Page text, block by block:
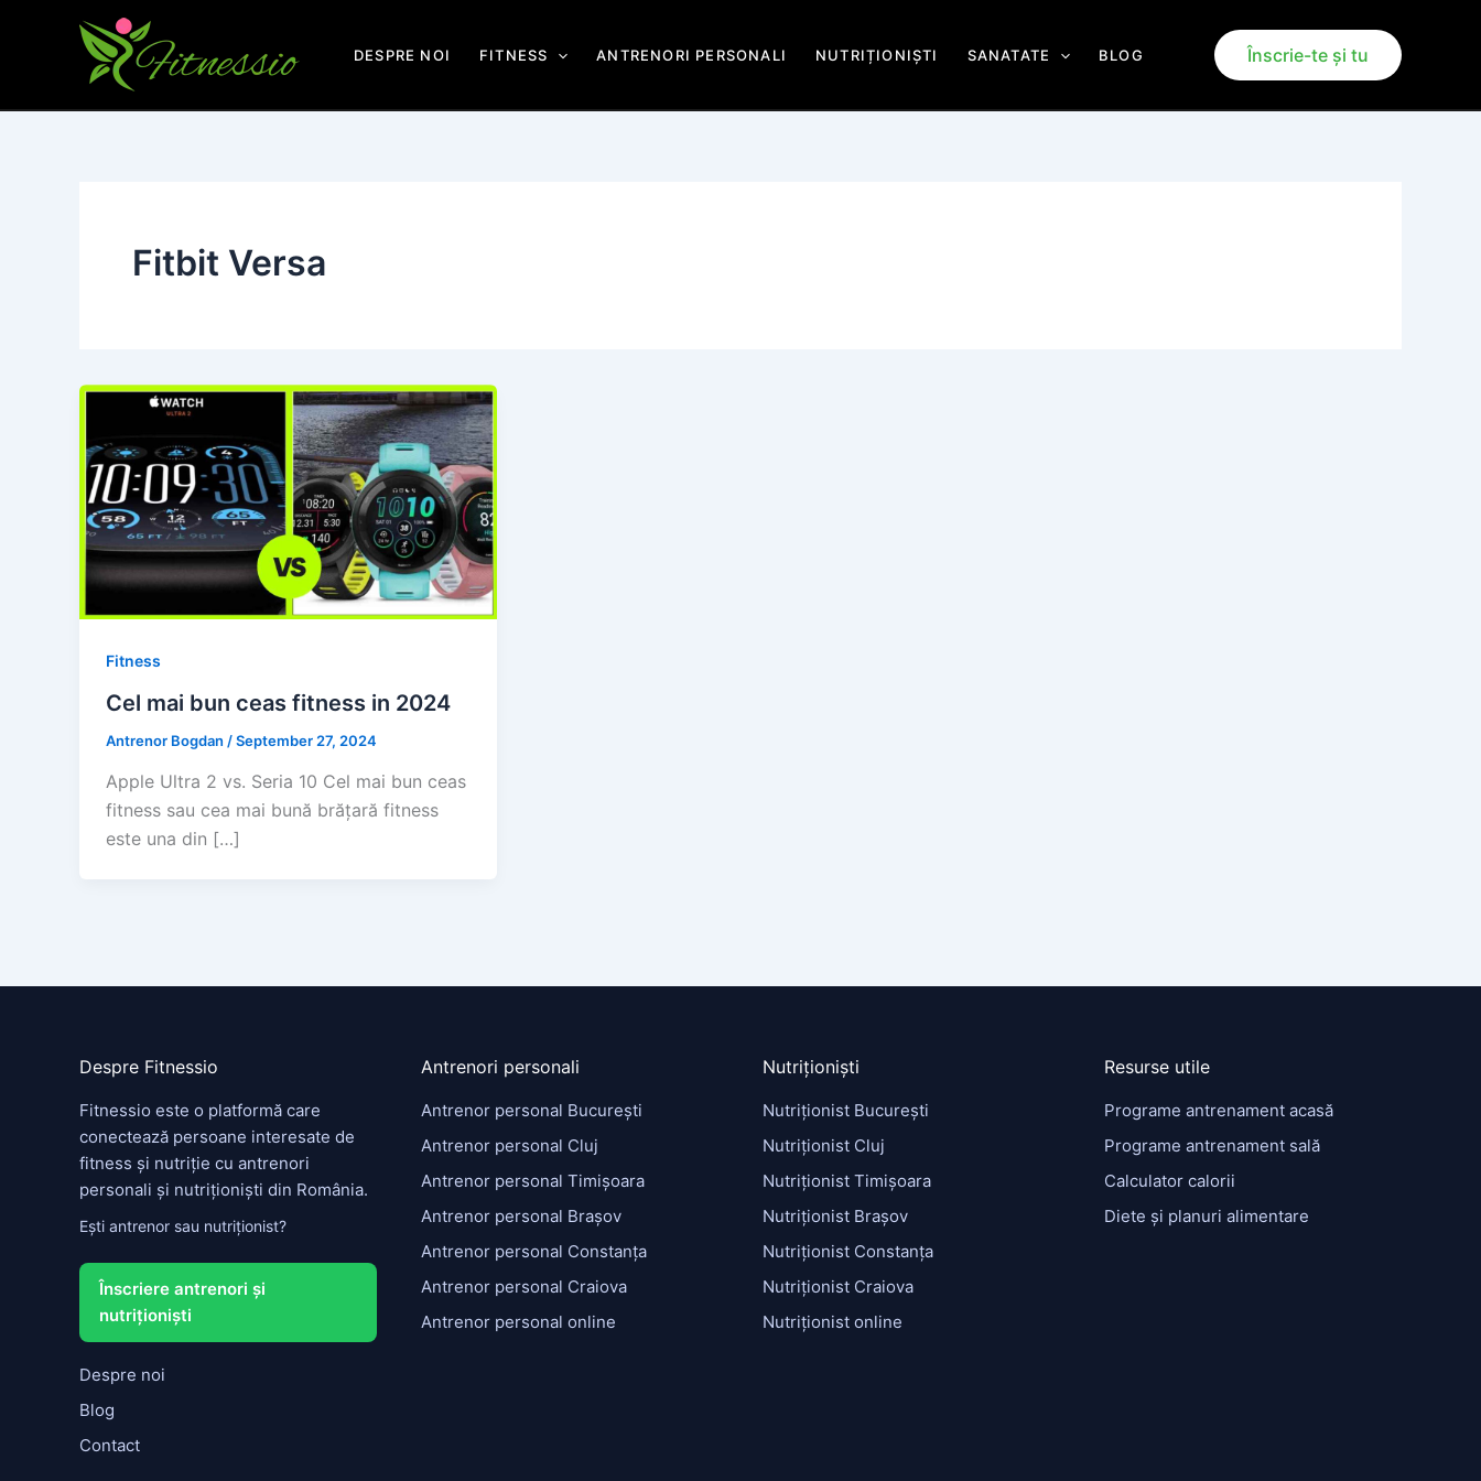
DESPRE NOI FITNESS ANTRENORI PERSONALI NUTRIȚIONIȘTI SANATATE BLOG Înscrie-te și tu
Fitbit Versa
Fitness
Cel mai bun ceas fitness in 2024
Antrenor Bogdan /September 27, 2024
Apple Ultra 2 vs. Seria 10 Cel mai bun ceas
fitness sau cea mai bună brățară fitness
este una din […]
Despre Fitnessio
Fitnessio este o platformă care
conectează persoane interesate de
fitness și nutriție cu antrenori
personali și nutriționiști din România.
Ești antrenor sau nutriționist?
Înscriere antrenori și
nutriționiști
Despre noi
Blog
Contact
Antrenori personali
Antrenor personal București
Antrenor personal Cluj
Antrenor personal Timișoara
Antrenor personal Brașov
Antrenor personal Constanța
Antrenor personal Craiova
Antrenor personal online
Nutriționiști
Nutriționist București
Nutriționist Cluj
Nutriționist Timișoara
Nutriționist Brașov
Nutriționist Constanța
Nutriționist Craiova
Nutriționist online
Resurse utile
Programe antrenament acasă
Programe antrenament sală
Calculator calorii
Diete și planuri alimentare